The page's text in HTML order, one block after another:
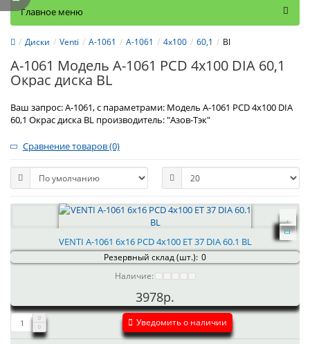
Главное меню
Диски Venti А-1061 А-1061 4x100 60,1 Bl
А-1061 Модель А-1061 PCD 4x100 DIA 60,1
Окрас диска BL
Ваш запрос: А-1061, с параметрами: Модель А-1061 PCD 4x100 DIA
60,1 Окрас диска BL производитель: "Азов-Тэк"
Сравнение товаров (0)
VENTI А-1061 6x16 PCD 4x100 ET 37 DIA 60.1 BL
Резервный склад (шт.): 0
Наличие:
3978р.
Уведомить о наличии